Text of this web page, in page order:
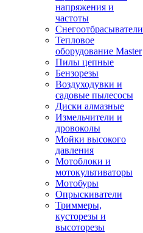
напряжения и
частоты
Снегоотбрасыватели
Тепловое
оборудование Master
Пилы цепные
Бензорезы
Воздуходувки и
садовые пылесосы
Диски алмазные
Измельчители и
дровоколы
Мойки высокого
давления
Мотоблоки и
мотокультиваторы
Мотобуры
Опрыскиватели
Триммеры,
кусторезы и
высоторезы